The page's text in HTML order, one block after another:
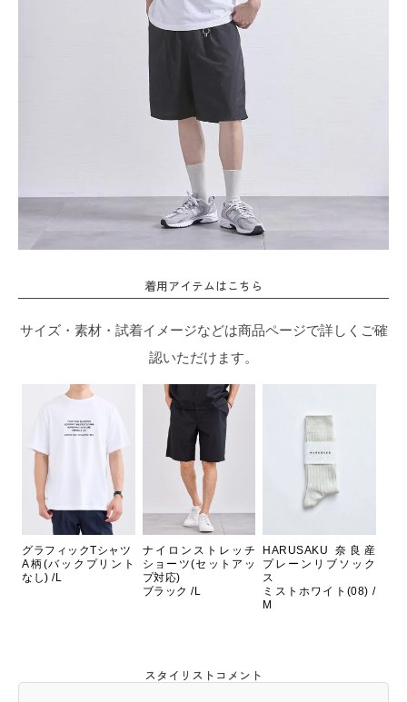
着用アイテムはこちら
サイズ・素材・試着イメージなどは商品ページで詳しくご確
認いただけます。
グラフィックTシャツ
A柄(バックプリント
なし) /L
ナイロンストレッチ
ショーツ(セットアッ
プ対応)
ブラック /L
HARUSAKU 奈良産
プレーンリブソック
ス
ミストホワイト(08) /
M
スタイリストコメント